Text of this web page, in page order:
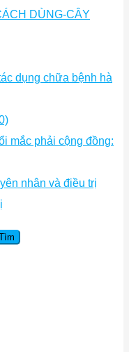
DÙNG-CÂY
dụng chữa bệnh hà
mắc phải cộng đồng:
nhân và điều trị